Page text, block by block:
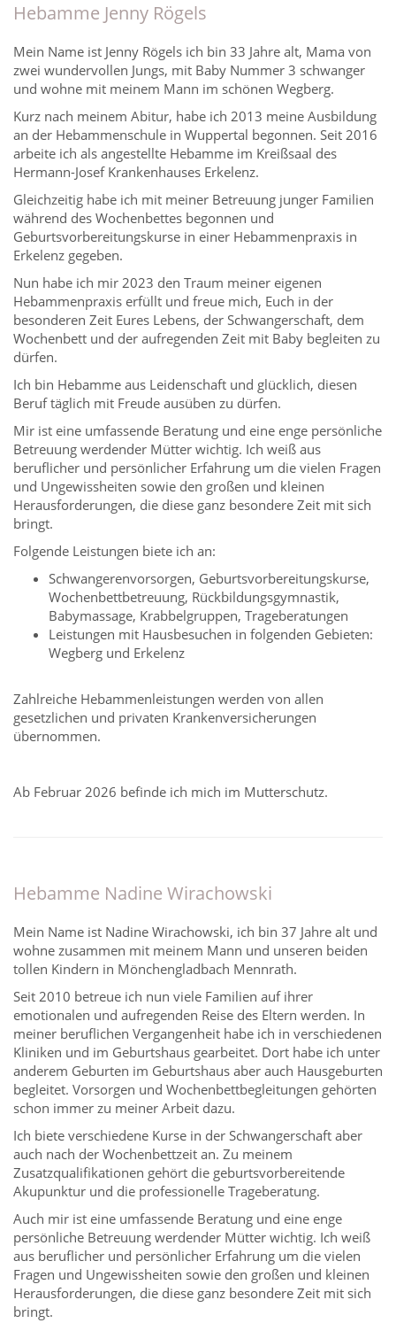
Hebamme Jenny Rögels
Mein Name ist Jenny Rögels ich bin 33 Jahre alt, Mama von
zwei wundervollen Jungs, mit Baby Nummer 3 schwanger
und wohne mit meinem Mann im schönen Wegberg.
Kurz nach meinem Abitur, habe ich 2013 meine Ausbildung
an der Hebammenschule in Wuppertal begonnen. Seit 2016
arbeite ich als angestellte Hebamme im Kreißsaal des
Hermann-Josef Krankenhauses Erkelenz.
Gleichzeitig habe ich mit meiner Betreuung junger Familien
während des Wochenbettes begonnen und
Geburtsvorbereitungskurse in einer Hebammenpraxis in
Erkelenz gegeben.
Nun habe ich mir 2023 den Traum meiner eigenen
Hebammenpraxis erfüllt und freue mich, Euch in der
besonderen Zeit Eures Lebens, der Schwangerschaft, dem
Wochenbett und der aufregenden Zeit mit Baby begleiten zu
dürfen.
Ich bin Hebamme aus Leidenschaft und glücklich, diesen
Beruf täglich mit Freude ausüben zu dürfen.
Mir ist eine umfassende Beratung und eine enge persönliche
Betreuung werdender Mütter wichtig. Ich weiß aus
beruflicher und persönlicher Erfahrung um die vielen Fragen
und Ungewissheiten sowie den großen und kleinen
Herausforderungen, die diese ganz besondere Zeit mit sich
bringt.
Folgende Leistungen biete ich an:
Schwangerenvorsorgen, Geburtsvorbereitungskurse,
Wochenbettbetreuung, Rückbildungsgymnastik,
Babymassage, Krabbelgruppen, Trageberatungen
Leistungen mit Hausbesuchen in folgenden Gebieten:
Wegberg und Erkelenz
Zahlreiche Hebammenleistungen werden von allen
gesetzlichen und privaten Krankenversicherungen
übernommen.
Ab Februar 2026 befinde ich mich im Mutterschutz.
Hebamme Nadine Wirachowski
Mein Name ist Nadine Wirachowski, ich bin 37 Jahre alt und
wohne zusammen mit meinem Mann und unseren beiden
tollen Kindern in Mönchengladbach Mennrath.
Seit 2010 betreue ich nun viele Familien auf ihrer
emotionalen und aufregenden Reise des Eltern werden. In
meiner beruflichen Vergangenheit habe ich in verschiedenen
Kliniken und im Geburtshaus gearbeitet. Dort habe ich unter
anderem Geburten im Geburtshaus aber auch Hausgeburten
begleitet. Vorsorgen und Wochenbettbegleitungen gehörten
schon immer zu meiner Arbeit dazu.
Ich biete verschiedene Kurse in der Schwangerschaft aber
auch nach der Wochenbettzeit an. Zu meinem
Zusatzqualifikationen gehört die geburtsvorbereitende
Akupunktur und die professionelle Trageberatung.
Auch mir ist eine umfassende Beratung und eine enge
persönliche Betreuung werdender Mütter wichtig. Ich weiß
aus beruflicher und persönlicher Erfahrung um die vielen
Fragen und Ungewissheiten sowie den großen und kleinen
Herausforderungen, die diese ganz besondere Zeit mit sich
bringt.